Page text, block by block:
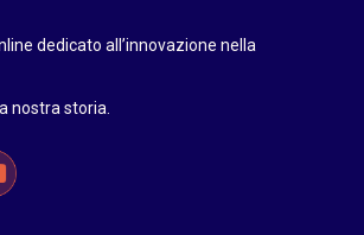
dedicato all’innovazione nella
nostra storia